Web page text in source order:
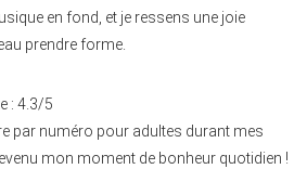
en fond, et je ressens une joie
prendre forme.
: 4.3/5
par numéro pour adultes durant mes
mon moment de bonheur quotidien !